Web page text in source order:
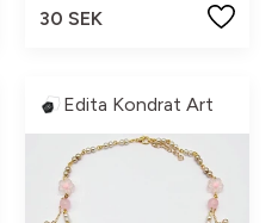
30 SEK
Edita Kondrat Art